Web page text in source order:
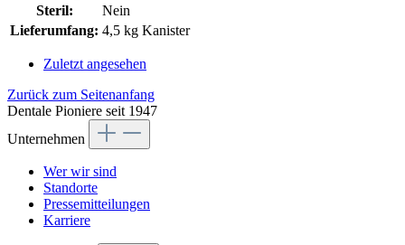
Steril:
Nein
Lieferumfang: 4,5 kg Kanister
Zuletzt angesehen
Zurück zum Seitenanfang
Dentale Pioniere seit 1947
Unternehmen
Wer wir sind
Standorte
Pressemitteilungen
Karriere